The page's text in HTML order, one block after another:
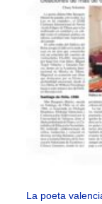
La poeta